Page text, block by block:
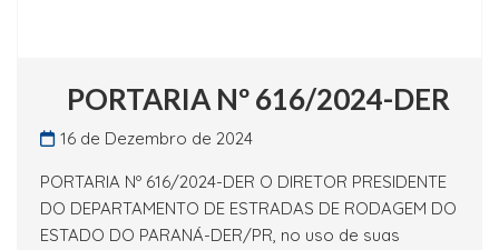
PORTARIA Nº 616/2024-DER
16 de Dezembro de 2024
PORTARIA Nº 616/2024-DER O DIRETOR PRESIDENTE
DO DEPARTAMENTO DE ESTRADAS DE RODAGEM DO
ESTADO DO PARANÁ-DER/PR, no uso de suas